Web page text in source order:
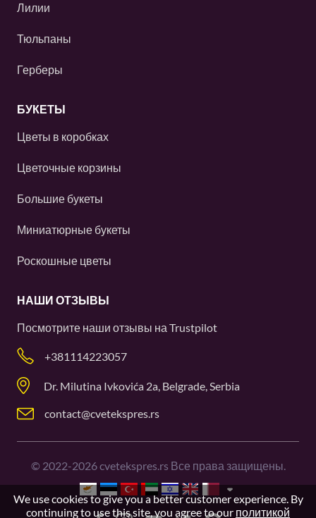
Лилии
Тюльпаны
Герберы
БУКЕТЫ
Цветы в коробках
Цветочные корзины
Большие букеты
Миниатюрные букеты
Роскошные цветы
НАШИ ОТЗЫВЫ
Посмотрите наши отзывы на Trustpilot
+381114223057
Dr. Milutina Ivkovića 2a, Belgrade, Serbia
contact@cvetekspres.rs
© 2022-2026cvetekspres.rs Все права защищены.
We use cookies to give you a better customer experience. By
continuing to use this site, you agree to our политикой